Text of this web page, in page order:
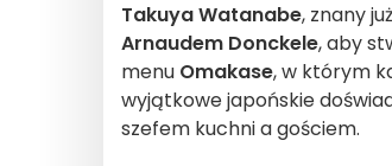
Takuya Watanabe, znany
Arnaudem Donckele, aby
menu Omakase, w którym
wyjątkowe japońskie
szefem kuchni a gościem.